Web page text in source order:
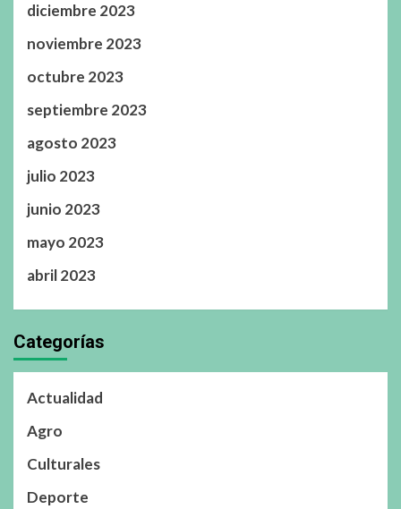
diciembre 2023
noviembre 2023
octubre 2023
septiembre 2023
agosto 2023
julio 2023
junio 2023
mayo 2023
abril 2023
Categorías
Actualidad
Agro
Culturales
Deporte